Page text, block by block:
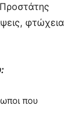
φτώχεια
που